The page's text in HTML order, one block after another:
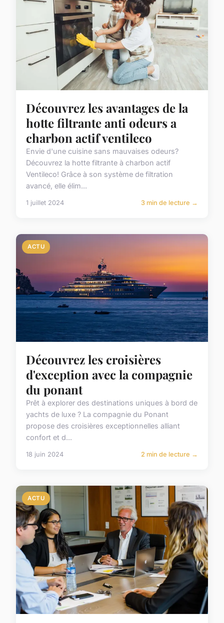
Découvrez les avantages de la
hotte filtrante anti odeurs a
charbon actif ventileco
Envie d'une cuisine sans mauvaises odeurs?
Découvrez la hotte filtrante à charbon actif
Ventileco! Grâce à son système de filtration
avancé, elle élim...
1 juillet 2024 3 min de lecture →
ACTU
Découvrez les croisières
d'exception avec la compagnie
du ponant
Prêt à explorer des destinations uniques à bord de
yachts de luxe ? La compagnie du Ponant
propose des croisières exceptionnelles alliant
confort et d...
18 juin 2024 2 min de lecture →
ACTU